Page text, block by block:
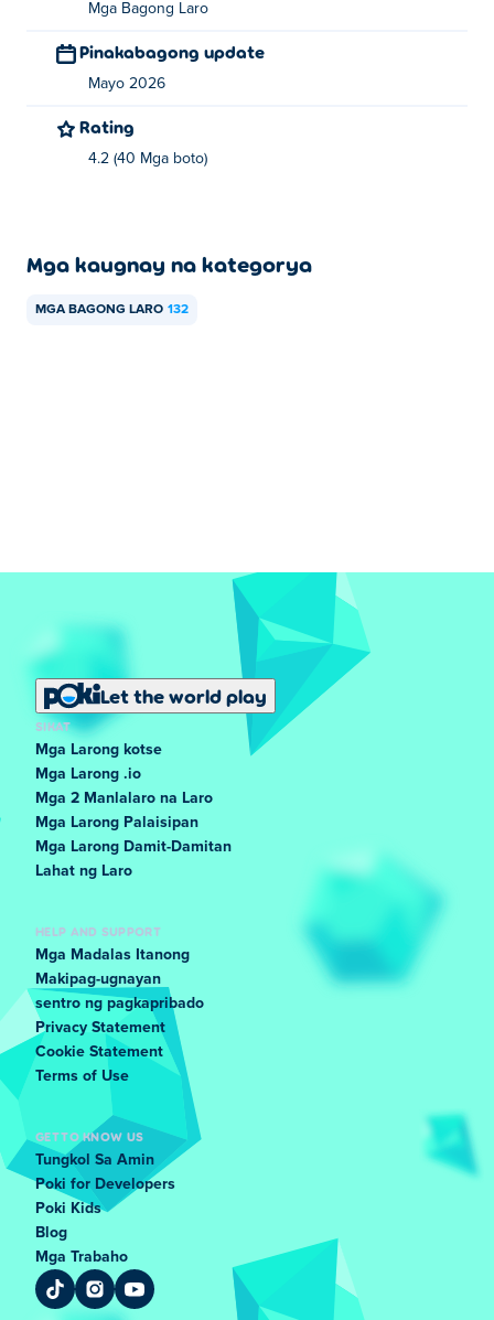
Mga Bagong Laro
Pinakabagong update
Mayo 2026
Rating
4.2 (40 Mga boto)
Mga kaugnay na kategorya
MGA BAGONG LARO 132
Let the world play
SIKAT
Mga Larong kotse
Mga Larong .io
Mga 2 Manlalaro na Laro
Mga Larong Palaisipan
Mga Larong Damit-Damitan
Lahat ng Laro
HELP AND SUPPORT
Mga Madalas Itanong
Makipag-ugnayan
sentro ng pagkapribado
Privacy Statement
Cookie Statement
Terms of Use
GET TO KNOW US
Tungkol Sa Amin
Poki for Developers
Poki Kids
Blog
Mga Trabaho